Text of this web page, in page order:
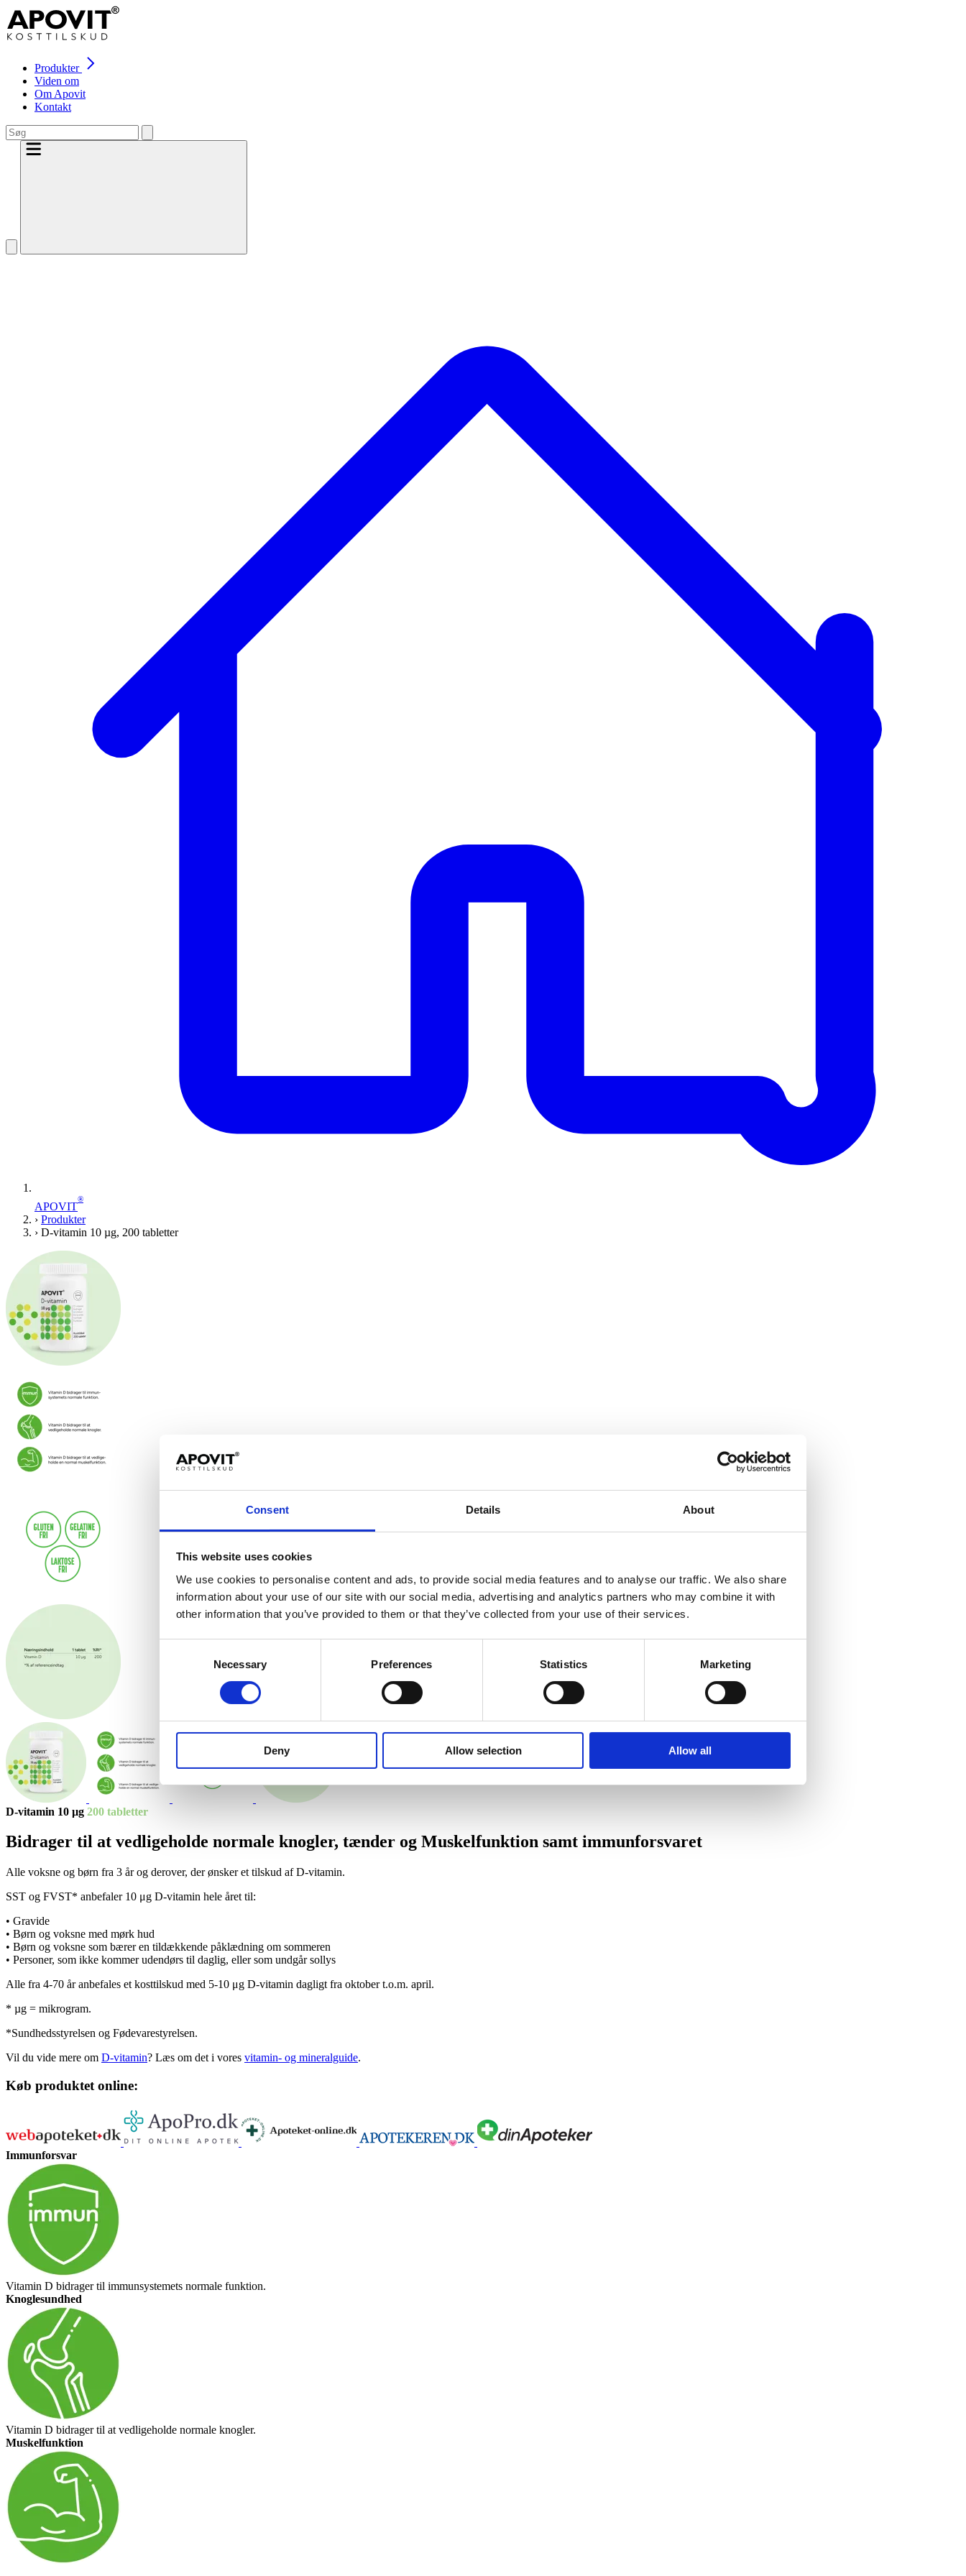
Consent Details About
This website uses cookies
We use cookies to personalise content and ads, to provide social media features and to analyse our traffic. We also share
information about your use of our site with our social media, advertising and analytics partners who may combine it with
other information that you’ve provided to them or that they’ve collected from your use of their services.
Necessary Preferences Statistics Marketing
Deny Allow selection Allow all
Produkter
Viden om
Om Apovit
Kontakt
APOVIT
®
› Produkter
› D-vitamin 10 µg, 200 tabletter
D-vita­min 10 µg 200 tab­let­ter
Bidra­ger til at ved­li­ge­holde nor­male knog­ler, tæn­der og Muskel­funk­tion samt immun­for­sva­ret
Alle voksne og børn fra 3 år og derover, der ønsker et tilskud af D-vitamin.
SST og FVST* anbefaler 10 μg D-vitamin hele året til:
• Gravide
• Børn og voksne med mørk hud
• Børn og voksne som bærer en tildækkende påklædning om sommeren
• Personer, som ikke kommer udendørs til daglig, eller som undgår sollys
Alle fra 4-70 år anbefales et kosttilskud med 5-10 μg D-vitamin dagligt fra oktober t.o.m. april.
* µg = mikrogram.
*Sundhedsstyrelsen og Fødevarestyrelsen.
Vil du vide mere om D-vitamin? Læs om det i vores vitamin- og mineralguide.
Køb produktet online:
Immunforsvar
Vitamin D bidrager til immunsystemets normale funktion.
Knoglesundhed
Vitamin D bidrager til at vedligeholde normale knogler.
Muskelfunktion